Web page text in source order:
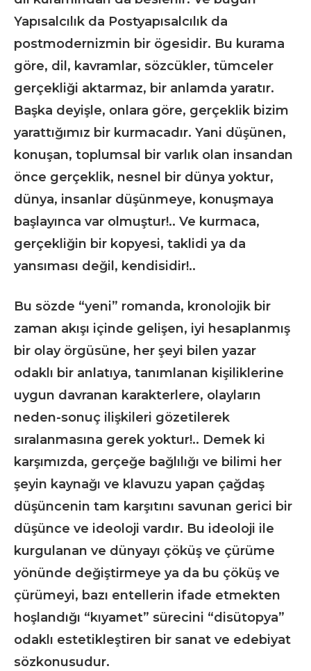
Yapısalcılık da Postyapısalcılık da
postmodernizmin bir ögesidir. Bu kurama
göre, dil, kavramlar, sözcükler, tümceler
gerçekliği aktarmaz, bir anlamda yaratır.
Başka deyişle, onlara göre, gerçeklik bizim
yarattığımız bir kurmacadır. Yani düşünen,
konuşan, toplumsal bir varlık olan insandan
önce gerçeklik, nesnel bir dünya yoktur,
dünya, insanlar düşünmeye, konuşmaya
başlayınca var olmuştur!.. Ve kurmaca,
gerçekliğin bir kopyesi, taklidi ya da
yansıması değil, kendisidir!..
Bu sözde “yeni” romanda, kronolojik bir
zaman akışı içinde gelişen, iyi hesaplanmış
bir olay örgüsüne, her şeyi bilen yazar
odaklı bir anlatıya, tanımlanan kişiliklerine
uygun davranan karakterlere, olayların
neden-sonuç ilişkileri gözetilerek
sıralanmasına gerek yoktur!.. Demek ki
karşımızda, gerçeğe bağlılığı ve bilimi her
şeyin kaynağı ve klavuzu yapan çağdaş
düşüncenin tam karşıtını savunan gerici bir
düşünce ve ideoloji vardır. Bu ideoloji ile
kurgulanan ve dünyayı çöküş ve çürüme
yönünde değiştirmeye ya da bu çöküş ve
çürümeyi, bazı entellerin ifade etmekten
hoşlandığı “kıyamet” sürecini “disütopya”
odaklı estetikleştiren bir sanat ve edebiyat
sözkonusudur.